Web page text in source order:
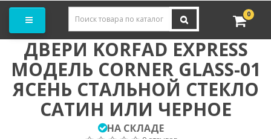
0
ДВЕРИ KORFAD EXPRESS
МОДЕЛЬ CORNER GLASS-01
ЯСЕНЬ СТАЛЬНОЙ СТЕКЛО
САТИН ИЛИ ЧЕРНОЕ
НА СКЛАДЕ